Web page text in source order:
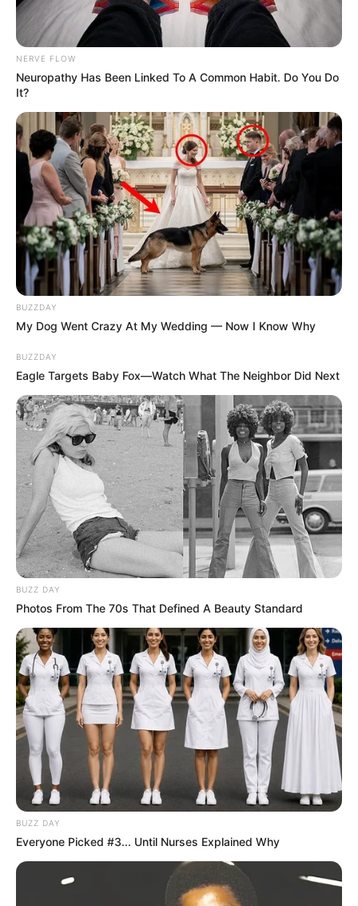
senkit sem kerül el – sem rang, sem tapasztalat nem
jelent védettséget az emberi figyelmetlenséggel
szemben. A történet azonban nem botrányként,
hanem inkább emberi pillanatként maradt meg: egy
olyan jelenetként, amely megmutatja, hogy a
legelfoglaltabb vezetők is ugyanúgy elfáradnak,
összekeverik a járatszámot, vagy épp rossz
kapuhoz mennek, mint bárki más.
A repülőtéri káosz, a hosszú átszállások és a
kimerítő tárgyalások után néha elég egy pillanatnyi
figyelmetlenség, és máris kész a „családi legenda”,
amit később minden összejövetelen elő lehet venni.
Ez a történet is ilyen: egy bakinak indult, de végül
egy olyan emlék lett belőle, amelyen – némi
Mert a végén mindig ugyanaz számít: megérkezni –
lehetőleg a jó helyre. 😄✈️
Orbán régen és most
NERVE FLOW
Neuropathy Has Been Linked To A Common Habit. Do You Do
It?
BUZZDAY
My Dog Went Crazy At My Wedding — Now I Know Why
BUZZDAY
Eagle Targets Baby Fox—Watch What The Neighbor Did Next
BUZZ DAY
Photos From The 70s That Defined A Beauty Standard
BUZZ DAY
Everyone Picked #3... Until Nurses Explained Why